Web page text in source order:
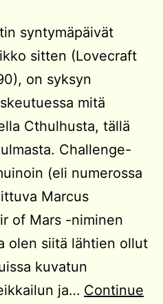
syntymäpäivät
sitten (Lovecraft
on syksyn
mitä
Cthulhusta, tällä
Challenge-
(eli numerossa
Marcus
of Mars -niminen
olen siitä lähtien ollut
kuvatun
ja… Continue